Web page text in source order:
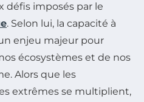
défis imposés par le
. Selon lui, la capacité à
enjeu majeur pour
écosystèmes et de nos
Alors que les
extrêmes se multiplient,